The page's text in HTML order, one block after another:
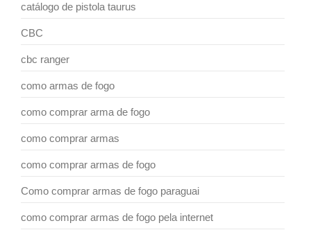
catálogo de pistola taurus
CBC
cbc ranger
como armas de fogo
como comprar arma de fogo
como comprar armas
como comprar armas de fogo
Como comprar armas de fogo paraguai
como comprar armas de fogo pela internet